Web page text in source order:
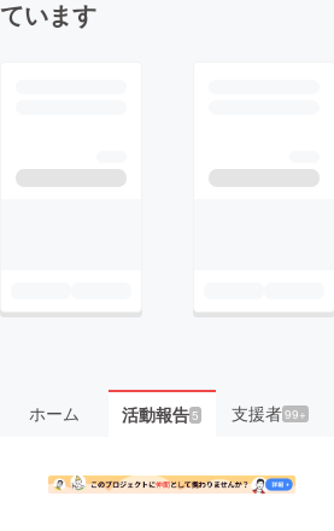
ています
ホーム 活動報告5 支援者99+